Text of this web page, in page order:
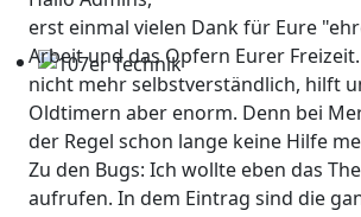
107er Technik
erst einmal vielen Dank für Eure
Arbeit und das Opfern Eurer
nicht mehr selbstverständlich, hilft
Oldtimern aber enorm. Denn bei
der Regel schon lange keine Hilfe
Zu den Bugs: Ich wollte eben das
aufrufen. In dem Eintrag sind die